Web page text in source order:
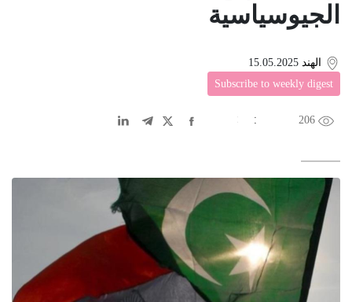
الجيوسياسية
الهند 15.05.2025
Subscribe to weekly digest
206
中文
DE عربى